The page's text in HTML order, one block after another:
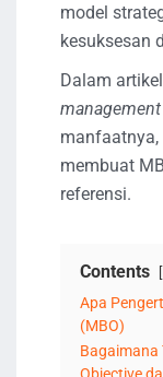
model
kesuksesan
Dalam
manfaatnya,
membuat
referensi.
Contents
Apa
(MBO)
Bagaimana